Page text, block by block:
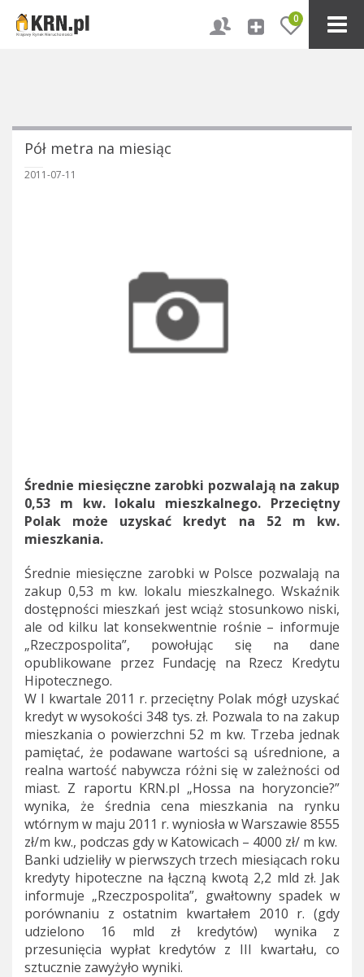
0
Pół metra na miesiąc
2011-07-11
Średnie miesięczne zarobki pozwalają na zakup
0,53 m kw. lokalu mieszkalnego. Przeciętny
Polak może uzyskać kredyt na 52 m kw.
mieszkania.
Średnie miesięczne zarobki w Polsce pozwalają na
zakup 0,53 m kw. lokalu mieszkalnego. Wskaźnik
dostępności mieszkań jest wciąż stosunkowo niski,
ale od kilku lat konsekwentnie rośnie – informuje
„Rzeczpospolita”, powołując się na dane
opublikowane przez Fundację na Rzecz Kredytu
Hipotecznego.
W I kwartale 2011 r. przeciętny Polak mógł uzyskać
kredyt w wysokości 348 tys. zł. Pozwala to na zakup
mieszkania o powierzchni 52 m kw. Trzeba jednak
pamiętać, że podawane wartości są uśrednione, a
realna wartość nabywcza różni się w zależności od
miast. Z raportu KRN.pl „Hossa na horyzoncie?”
wynika, że średnia cena mieszkania na rynku
wtórnym w maju 2011 r. wyniosła w Warszawie 8555
zł/m kw., podczas gdy w Katowicach – 4000 zł/ m kw.
Banki udzieliły w pierwszych trzech miesiącach roku
kredyty hipoteczne na łączną kwotą 2,2 mld zł. Jak
informuje „Rzeczpospolita”, gwałtowny spadek w
porównaniu z ostatnim kwartałem 2010 r. (gdy
udzielono 16 mld zł kredytów) wynika z
przesunięcia wypłat kredytów z III kwartału, co
sztucznie zawyżyło wyniki.